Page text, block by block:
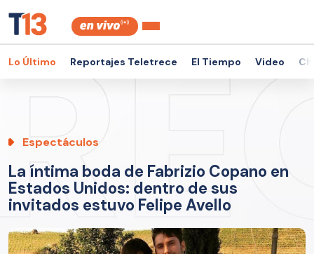
Lo Último Reportajes Teletrece El Tiempo Video
Espectáculos
La íntima boda de Fabrizio Copano en
Estados Unidos: dentro de sus
invitados estuvo Felipe Avello